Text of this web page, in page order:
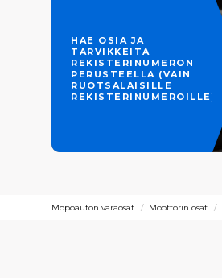
HAE OSIA JA
TARVIKKEITA
REKISTERINUMERON
PERUSTEELLA (VAIN
RUOTSALAISILLE
REKISTERINUMEROILLE)
Mopoauton varaosat Moottorin osat